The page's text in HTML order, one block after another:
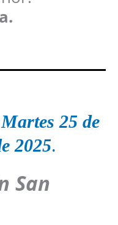
Martes25 de
2025.
San